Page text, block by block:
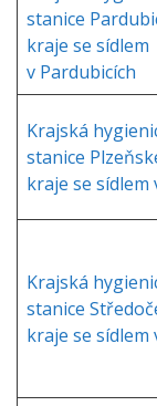
stanice
kraje se sídlem
v Pardubicích
Krajská
stanice
kraje se sídlem
Krajská
stanice
kraje se sídlem